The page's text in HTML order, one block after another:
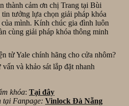
thành cảm ơn chị Trang tại Bùi
tưởng lựa chọn giải pháp khóa
mình. Kính chúc gia đình luôn
cùng giải pháp khóa thông minh
tử Yale chính hãng cho cửa nhôm?
và khảo sát lắp đặt nhanh
khóa: Tại đây
tại Fanpage: Vinlock Đà Nẵng